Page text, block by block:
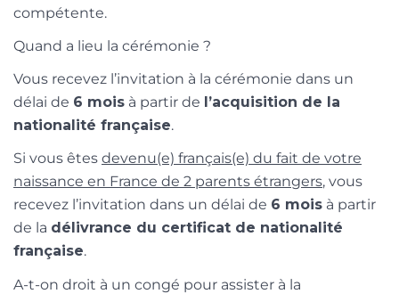
compétente.
Quand a lieu la cérémonie ?
Vous recevez l’invitation à la cérémonie dans un
délai de 6 mois à partir de l’acquisition de la
nationalité française.
Si vous êtes devenu(e) français(e) du fait de votre
naissance en France de 2 parents étrangers, vous
recevez l’invitation dans un délai de 6 mois à partir
de la délivrance du certificat de nationalité
française.
A-t-on droit à un congé pour assister à la